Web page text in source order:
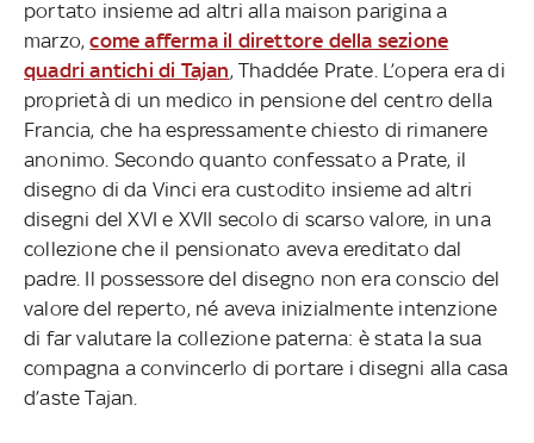
portato insieme ad altri alla maison parigina a
marzo,come afferma il direttore della sezione
quadri antichi di Tajan, Thaddée Prate. L’opera era di
proprietà di un medico in pensione del centro della
Francia, che ha espressamente chiesto di rimanere
anonimo. Secondo quanto confessato a Prate, il
disegno di da Vinci era custodito insieme ad altri
disegni del XVI e XVII secolo di scarso valore, in una
collezione che il pensionato aveva ereditato dal
padre. Il possessore del disegno non era conscio del
valore del reperto, né aveva inizialmente intenzione
di far valutare la collezione paterna: è stata la sua
compagna a convincerlo di portare i disegni alla casa
d’aste Tajan.